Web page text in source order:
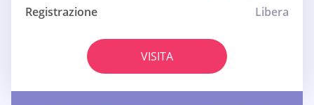
Registrazione
Libera
VISITA